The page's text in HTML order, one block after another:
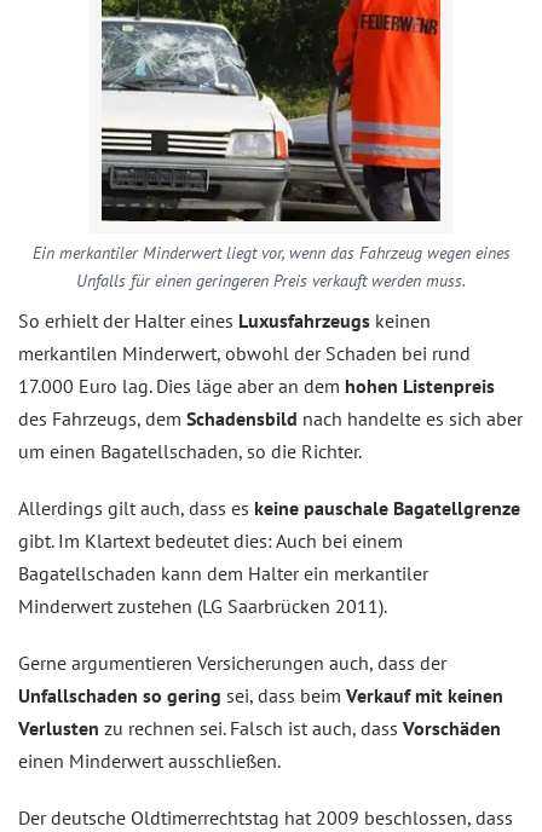
Ein merkantiler Minderwert liegt vor, wenn das Fahrzeug wegen eines
Unfalls für einen geringeren Preis verkauft werden muss.
So erhielt der Halter eines Luxusfahrzeugs keinen
merkantilen Minderwert, obwohl der Schaden bei rund
17.000 Euro lag. Dies läge aber an dem hohen Listenpreis
des Fahrzeugs, dem Schadensbild nach handelte es sich aber
um einen Bagatellschaden, so die Richter.
Allerdings gilt auch, dass es keine pauschale Bagatellgrenze
gibt. Im Klartext bedeutet dies: Auch bei einem
Bagatellschaden kann dem Halter ein merkantiler
Minderwert zustehen (LG Saarbrücken 2011).
Gerne argumentieren Versicherungen auch, dass der
Unfallschaden so gering sei, dass beim Verkauf mit keinen
Verlusten zu rechnen sei. Falsch ist auch, dass Vorschäden
einen Minderwert ausschließen.
Der deutsche Oldtimerrechtstag hat 2009 beschlossen, dass